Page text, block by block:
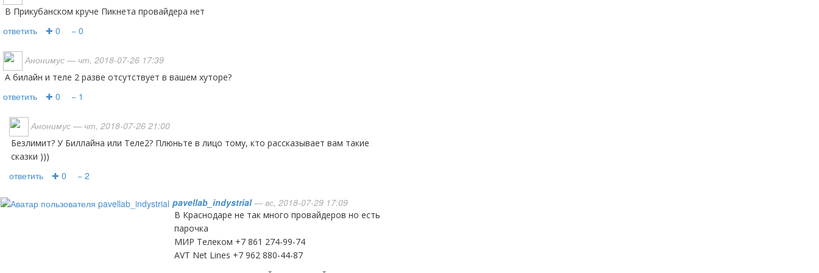
В Прикубанском круче Пикнета провайдера нет
ответить ✚ 0 − 0
Анонимус — чт, 2018-07-26 17:39
А билайн и теле 2 разве отсутствует в вашем хуторе?
ответить ✚ 0 − 1
Анонимус — чт, 2018-07-26 21:00
Безлимит? У Биллайна или Теле2? Плюньте в лицо тому, кто рассказывает вам такие
сказки )))
ответить ✚ 0 − 2
pavellab_indystrial— вс, 2018-07-29 17:09
В Краснодаре не так много провайдеров но есть
парочка
МИР Телеком +7 861 274-99-74
AVT Net Lines +7 962 880-44-87